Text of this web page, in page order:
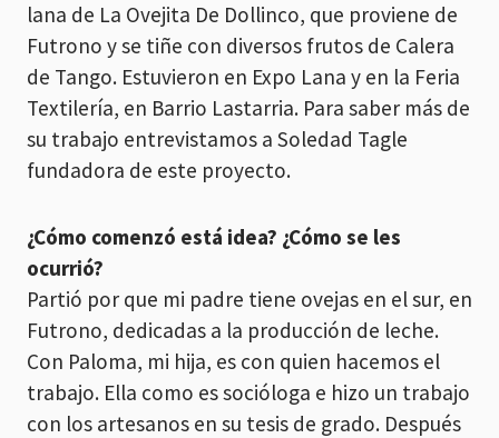
lana de La Ovejita De Dollinco, que proviene de
Futrono y se tiñe con diversos frutos de Calera
de Tango. Estuvieron en Expo Lana y en la Feria
Textilería, en Barrio Lastarria. Para saber más de
su trabajo entrevistamos a Soledad Tagle
fundadora de este proyecto.
¿Cómo comenzó está idea? ¿Cómo se les
ocurrió?
Partió por que mi padre tiene ovejas en el sur, en
Futrono, dedicadas a la producción de leche.
Con Paloma, mi hija, es con quien hacemos el
trabajo. Ella como es socióloga e hizo un trabajo
con los artesanos en su tesis de grado. Después